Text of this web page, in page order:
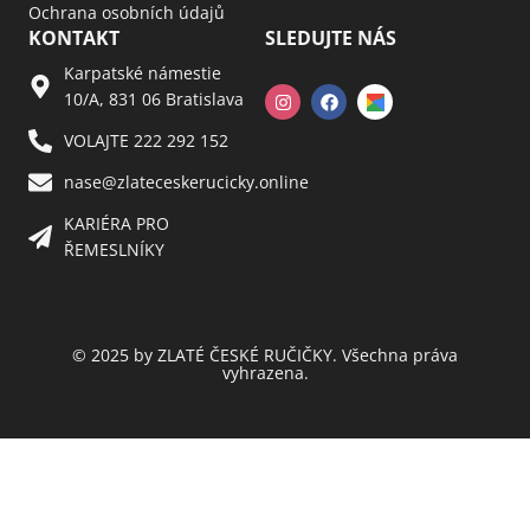
Ochrana osobních údajů
KONTAKT
Karpatské námestie
10/A, 831 06 Bratislava
VOLAJTE 222 292 152
nase@zlateceskerucicky.online
KARIÉRA PRO
ŘEMESLNÍKY
SLEDUJTE NÁS
© 2025 by ZLATÉ ČESKÉ RUČIČKY. Všechna práva
vyhrazena.